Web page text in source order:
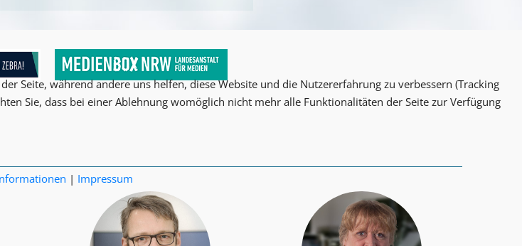
Seite, während andere uns helfen, diese Website und die Nutzererfahrung zu verbessern (Tracking
Sie, dass bei einer Ablehnung womöglich nicht mehr alle Funktionalitäten der Seite zur Verfügung
| Impressum